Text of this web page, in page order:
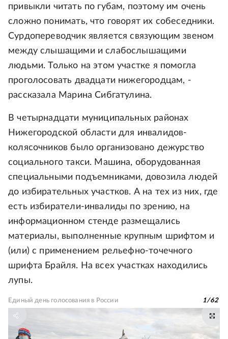
привыкли читать по губам, поэтому им очень
сложно понимать, что говорят их собеседники.
Сурдопереводчик является связующим звеном
между слышащими и слабослышащими
людьми. Только на этом участке я помогла
проголосовать двадцати нижегородцам, -
рассказала Марина Сибгатулина.
В четырнадцати муниципальных районах
Нижегородской области для инвалидов-
колясочников было организовано дежурство
социального такси. Машина, оборудованная
специальными подъемниками, довозила людей
до избирательных участков. А на тех из них, где
есть избиратели-инвалиды по зрению, на
информационном стенде размещались
материалы, выполненные крупным шрифтом и
(или) с применением рельефно-точечного
шрифта Брайля. На всех участках находились
лупы.
Единый день голосования в России 1/62